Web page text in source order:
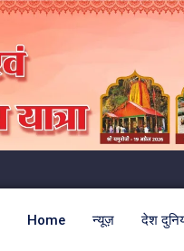
Home न्यूज़ देश